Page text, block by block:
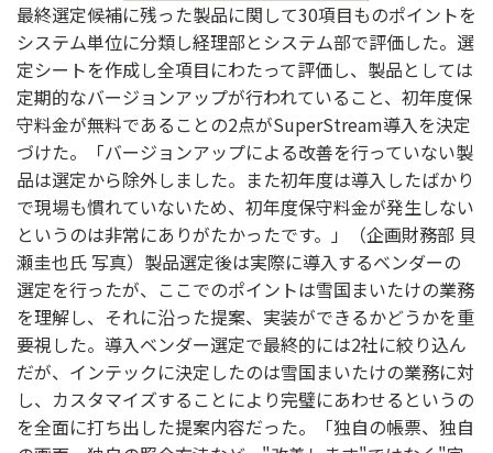
最終選定候補に残った製品に関して30項目ものポイントを
システム単位に分類し経理部とシステム部で評価した。選
定シートを作成し全項目にわたって評価し、製品としては
定期的なバージョンアップが行われていること、初年度保
守料金が無料であることの2点がSuperStream導入を決定
づけた。「バージョンアップによる改善を行っていない製
品は選定から除外しました。また初年度は導入したばかり
で現場も慣れていないため、初年度保守料金が発生しない
というのは非常にありがたかったです。」（企画財務部 貝
瀬圭也氏 写真）製品選定後は実際に導入するベンダーの
選定を行ったが、ここでのポイントは雪国まいたけの業務
を理解し、それに沿った提案、実装ができるかどうかを重
要視した。導入ベンダー選定で最終的には2社に絞り込ん
だが、インテックに決定したのは雪国まいたけの業務に対
し、カスタマイズすることにより完璧にあわせるというの
を全面に打ち出した提案内容だった。「独自の帳票、独自